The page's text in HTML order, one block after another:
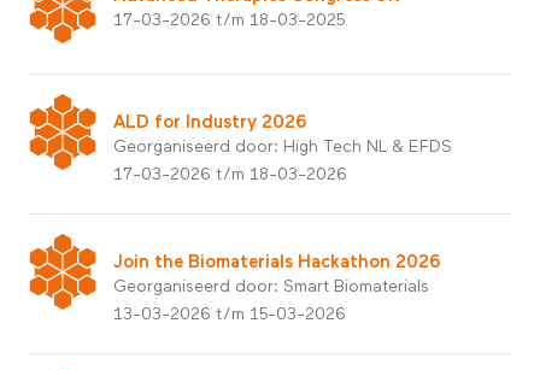
17-03-2026 t/m 18-03-2025
ALD for Industry 2026
Georganiseerd door: High Tech NL & EFDS
17-03-2026 t/m 18-03-2026
Join the Biomaterials Hackathon 2026
Georganiseerd door: Smart Biomaterials
13-03-2026 t/m 15-03-2026